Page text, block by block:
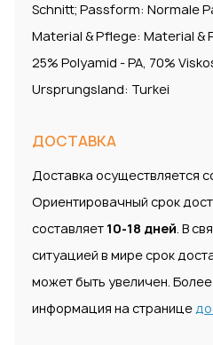
Schnitt; Passform: Normale
Material & Pflege: Material
25% Polyamid - PA, 70%
Ursprungsland: Turkei
ДОСТАВКА
Доставка осуществляется
Ориентировачный срок
составляет 10-18 дней. В
ситуацией в мире срок
может быть увеличен.
информация на странице